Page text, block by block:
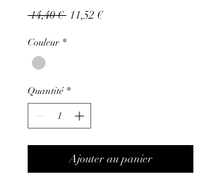
14,40 € Prix
11,52 €Prix
Couleur *
Quantité *
Ajouter au panier